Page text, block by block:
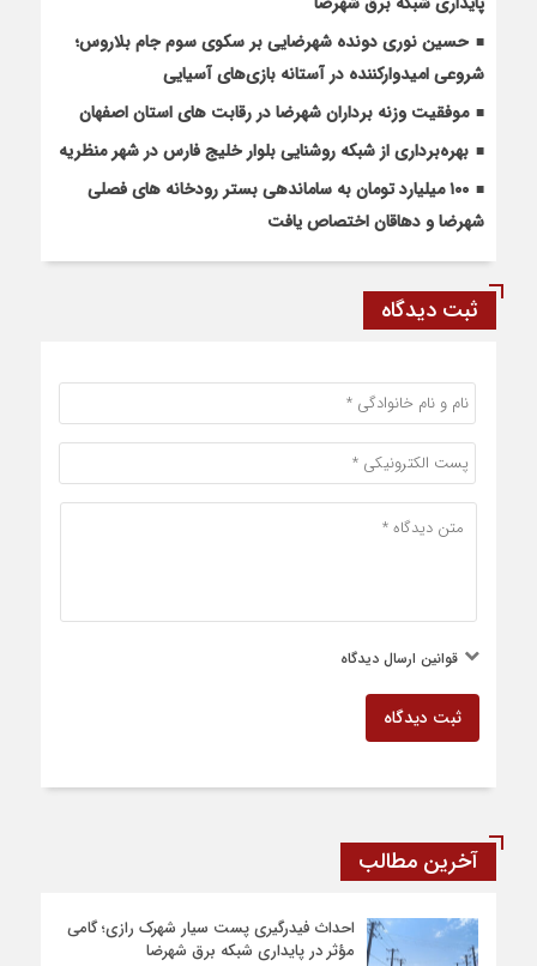
حسین نوری دونده شهرضایی بر سکوی سوم جام بلاروس؛
شروعی امیدوارکننده در آستانه بازی‌های آسیایی
موفقیت وزنه برداران شهرضا در رقابت های استان اصفهان
بهره‌برداری از شبکه روشنایی بلوار خلیج فارس در شهر منظریه
۱۰۰ میلیارد تومان به ساماندهی بستر رودخانه های فصلی
شهرضا و دهاقان اختصاص یافت
ثبت دیدگاه
قوانین ارسال دیدگاه
ثبت دیدگاه
آخرین مطالب
احداث فیدرگیری پست سیار شهرک رازی؛ گامی
مؤثر در پایداری شبکه برق شهرضا